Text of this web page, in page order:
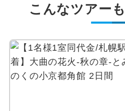
こんなツアー